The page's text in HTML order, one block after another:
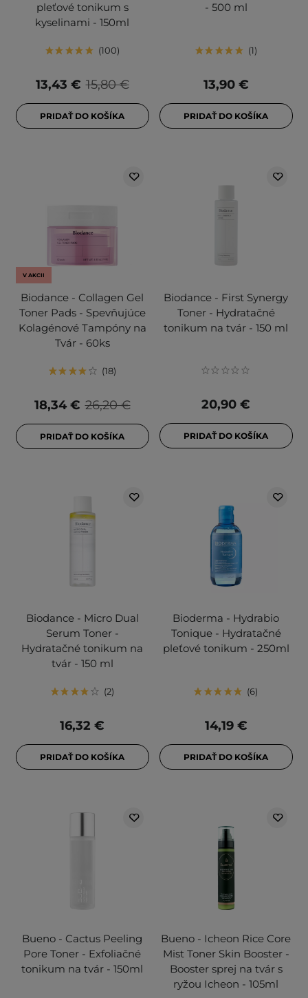
pleťové tonikum s
kyselinami - 150ml
100
15,80 €
13,43 €
PRIDAŤ DO KOŠÍKA
- 500 ml
1
13,90 €
PRIDAŤ DO KOŠÍKA
V AKCII
Biodance - Collagen Gel
Toner Pads - Spevňujúce
Kolagénové Tampóny na
Tvár - 60ks
18
26,20 €
18,34 €
PRIDAŤ DO KOŠÍKA
Biodance - First Synergy
Toner - Hydratačné
tonikum na tvár - 150 ml
20,90 €
PRIDAŤ DO KOŠÍKA
Biodance - Micro Dual
Serum Toner -
Hydratačné tonikum na
tvár - 150 ml
2
16,32 €
PRIDAŤ DO KOŠÍKA
Bioderma - Hydrabio
Tonique - Hydratačné
pleťové tonikum - 250ml
6
14,19 €
PRIDAŤ DO KOŠÍKA
Bueno - Cactus Peeling
Pore Toner - Exfoliačné
tonikum na tvár - 150ml
Bueno - Icheon Rice Core
Mist Toner Skin Booster -
Booster sprej na tvár s
ryžou Icheon - 105ml